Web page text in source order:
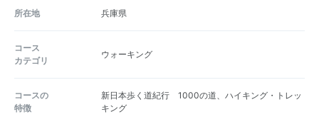
所在地 兵庫県
コース
カテゴリ
ウォーキング
コースの
特徴
新日本歩く道紀行 1000の道、ハイキング・トレッ
キング